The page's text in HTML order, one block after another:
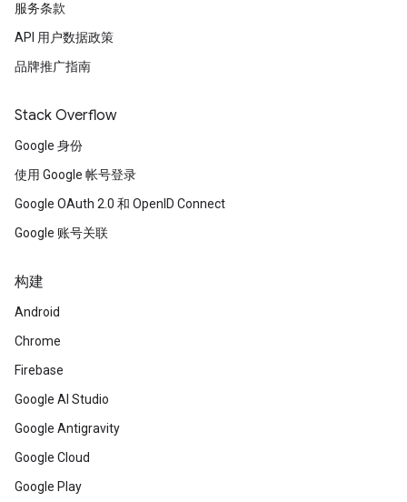
服务条款
API 用户数据政策
品牌推广指南
Stack Overflow
Google 身份
使用 Google 帐号登录
Google OAuth 2.0 和 OpenID Connect
Google 账号关联
构建
Android
Chrome
Firebase
Google AI Studio
Google Antigravity
Google Cloud
Google Play